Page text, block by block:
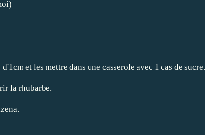
et les mettre dans une casserole avec 1 cas de sucre.
la rhubarbe.